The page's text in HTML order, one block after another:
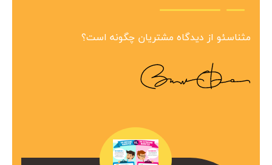
مثناسئو از دیدگاه مشتریان چگونه است؟